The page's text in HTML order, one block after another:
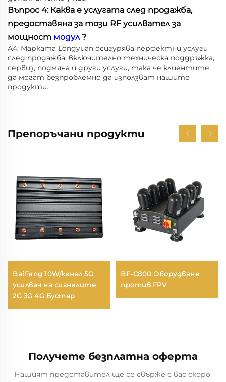
Въпрос 4: Каква е услугата след продажба,
предоставяна за този RF усилвател за
мощност модул?
A4: Марката Longyuan осигурява перфектни услуги
след продажба, включително техническа поддръжка,
сервиз, подмяна и други услуги, така че клиентите
да могат безпроблемно да използват нашите
продукти.
Препоръчани продукти
BaiFang 10W/канал 5G
усилвач на сигналите
2G 3G 4G Бустер
BF-C800 Оборудване
против FPV
Получете безплатна оферта
Нашият представител ще се свърже с вас скоро.